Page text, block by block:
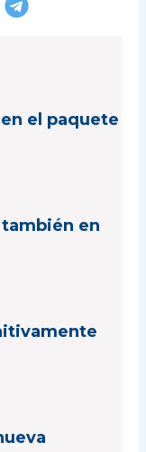
el paquete
también en